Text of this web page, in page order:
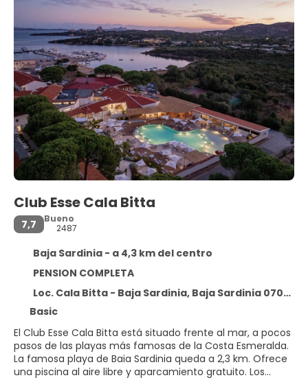
Club Esse Cala Bitta
7,7
Bueno
2487
Baja Sardinia - a 4,3 km del centro
PENSION COMPLETA
Loc. Cala Bitta - Baja Sardinia, Baja Sardinia 07040
Basic
El Club Esse Cala Bitta está situado frente al mar, a pocos
pasos de las playas más famosas de la Costa Esmeralda.
La famosa playa de Baia Sardinia queda a 2,3 km. Ofrece
una piscina al aire libre y aparcamiento gratuito. Los